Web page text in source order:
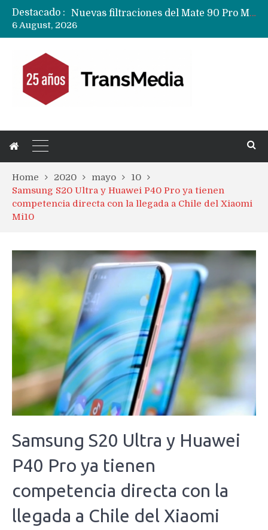
Destacado :
Nuevas filtraciones del Mate 90 Pro Max apuntan a potenciar las cámaras y pantalla OLED doble capa
6 August, 2026
Home 2020 mayo
10
Samsung S20 Ultra y Huawei P40 Pro ya tienen
competencia directa con la llegada a Chile del Xiaomi
Mi10
Samsung S20 Ultra y Huawei
P40 Pro ya tienen
competencia directa con la
llegada a Chile del Xiaomi